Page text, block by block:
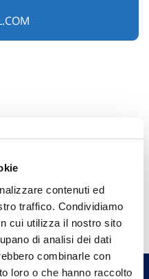
contenuti ed
traffico. Condividiamo
cui utilizza il nostro sito
di analisi dei dati
combinarle con
loro o che hanno raccolto
a te e parla con